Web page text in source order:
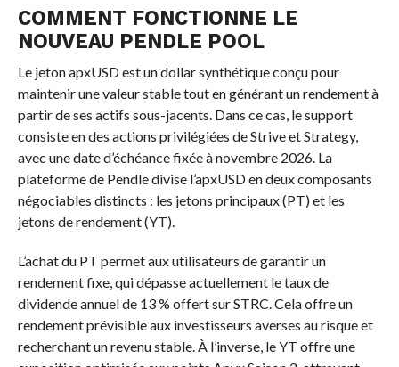
COMMENT FONCTIONNE LE
NOUVEAU PENDLE POOL
Le jeton apxUSD est un dollar synthétique conçu pour
maintenir une valeur stable tout en générant un rendement à
partir de ses actifs sous-jacents. Dans ce cas, le support
consiste en des actions privilégiées de Strive et Strategy,
avec une date d’échéance fixée à novembre 2026. La
plateforme de Pendle divise l’apxUSD en deux composants
négociables distincts : les jetons principaux (PT) et les
jetons de rendement (YT).
L’achat du PT permet aux utilisateurs de garantir un
rendement fixe, qui dépasse actuellement le taux de
dividende annuel de 13 % offert sur STRC. Cela offre un
rendement prévisible aux investisseurs averses au risque et
recherchant un revenu stable. À l’inverse, le YT offre une